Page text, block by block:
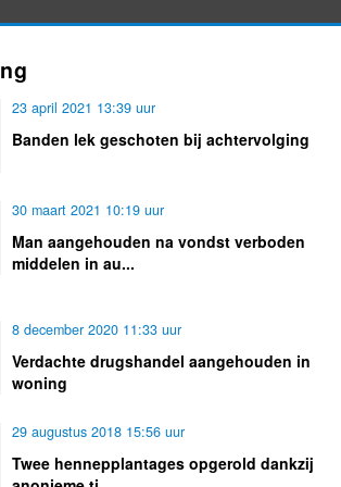
23 april 2021 13:39 uur
Banden lek geschoten bij achtervolging
30 maart 2021 10:19 uur
Man aangehouden na vondst verboden
middelen in au...
8 december 2020 11:33 uur
Verdachte drugshandel aangehouden in
woning
29 augustus 2018 15:56 uur
Twee hennepplantages opgerold dankzij